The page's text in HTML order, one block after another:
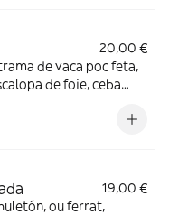
20,00 €
de vaca poc feta,
de foie, ceba
19,00 €
ou ferrat,